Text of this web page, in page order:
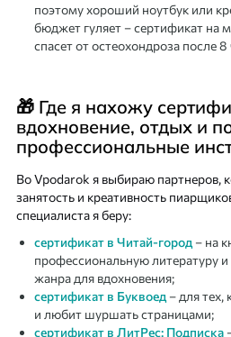
поэтому хороший ноутбук или
бюджет гуляет – сертификат на
спасет от остеохондроза после
🎁 Где я нахожу
вдохновение, отдых и
профессиональные
Во Vpodarok я выбираю партнеров,
занятость и креативность
специалиста я беру:
сертификат в Читай-город – на
профессиональную литературу
жанра для вдохновения;
сертификат в Буквоед – для тех,
и любит шуршать страницами;
сертификат в ЛитРес: Подписка